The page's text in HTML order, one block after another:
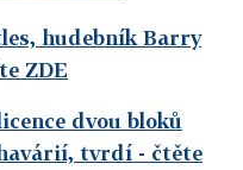
hudebník Barry
ZDE
dvou bloků
tvrdí - čtěte